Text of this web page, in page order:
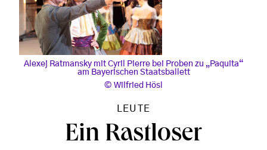
Alexej Ratmansky mit Cyril Pierre bei Proben zu „Paquita“
am Bayerischen Staatsballett
Wilfried Hösl
LEUTE
Ein Rastloser